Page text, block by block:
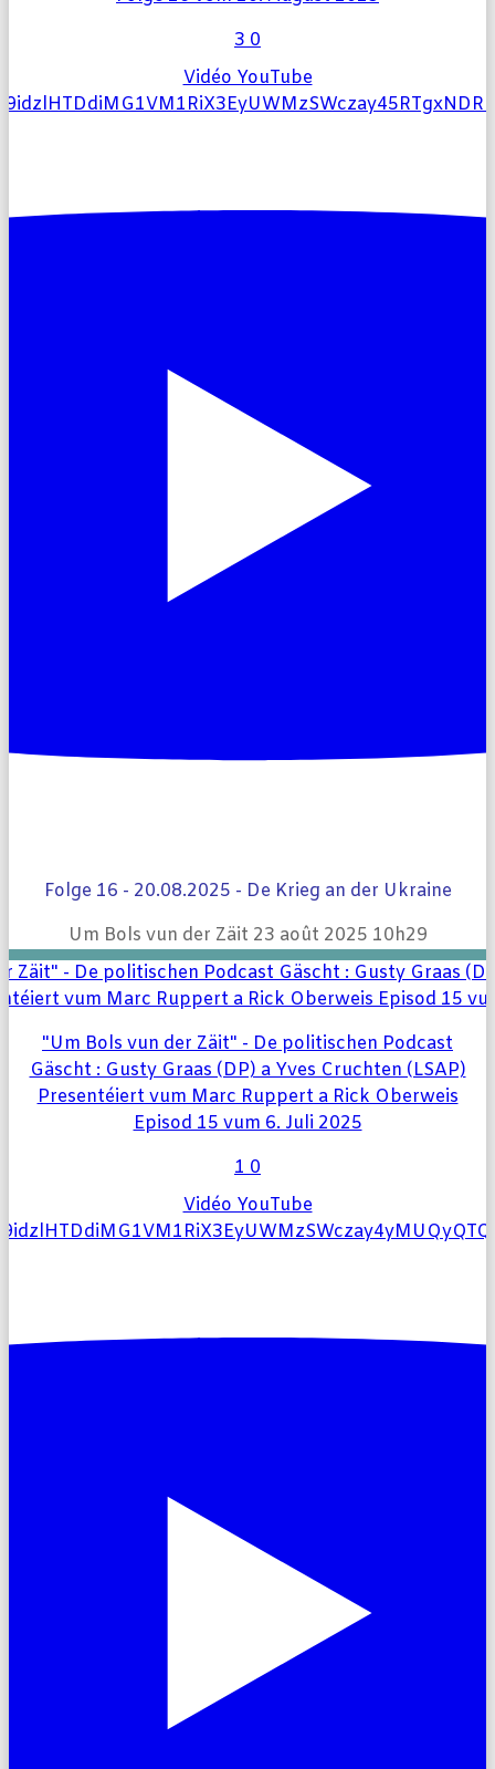
3 0
Vidéo YouTube
Folge 16 - 20.08.2025 - De Krieg an der Ukraine
Um Bols vun der Zäit 23 août 2025 10h29
"Um Bols vun der Zäit" - De politischen Podcast
Gäscht : Gusty Graas (DP) a Yves Cruchten (LSAP)
Presentéiert vum Marc Ruppert a Rick Oberweis
Episod 15 vum 6. Juli 2025
10
Vidéo YouTube